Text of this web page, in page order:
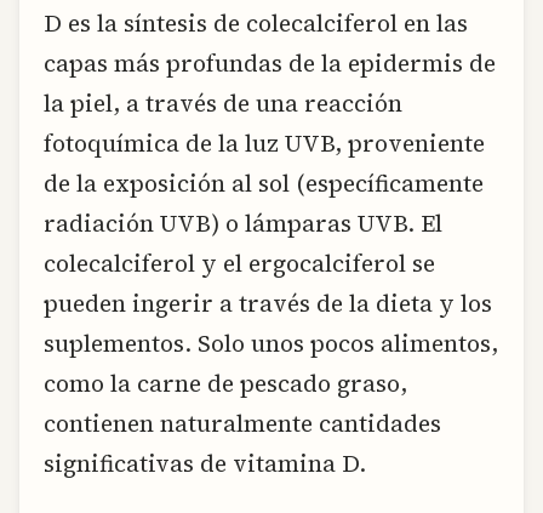
D es la síntesis de colecalciferol en las
capas más profundas de la epidermis de
la piel, a través de una reacción
fotoquímica de la luz UVB, proveniente
de la exposición al sol (específicamente
radiación UVB) o lámparas UVB. El
colecalciferol y el ergocalciferol se
pueden ingerir a través de la dieta y los
suplementos. Solo unos pocos alimentos,
como la carne de pescado graso,
contienen naturalmente cantidades
significativas de vitamina D.